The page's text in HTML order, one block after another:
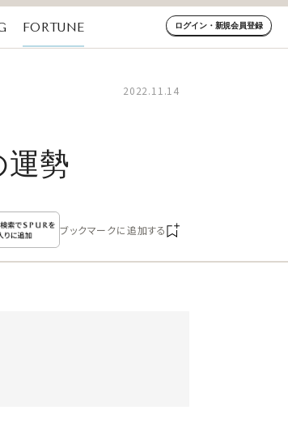
FORTUNE
ログイン・新規会員登録
2022.11.14
運勢
ブックマークに追加する